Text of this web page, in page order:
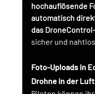
hochauflösende
automatisch
das
sicher und nahtlos.
Foto-Uploads in
Drohne in der